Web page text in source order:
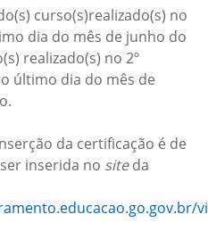
curso(s)realizado(s) no
dia do mês de junho do
realizado(s) no 2º
último dia do mês de
da certificação é de
inserida no siteda